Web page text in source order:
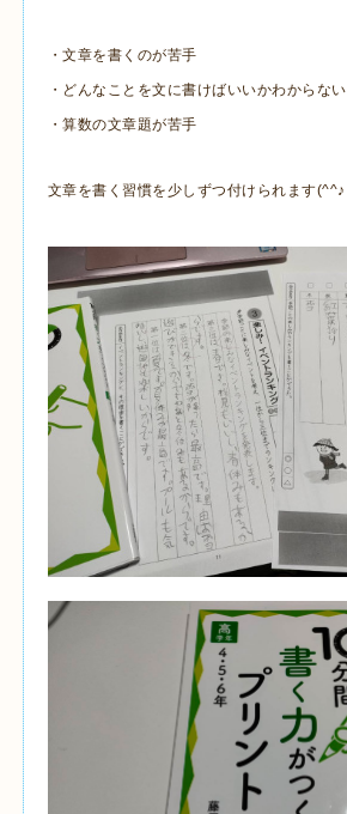
・文章を書くのが苦手
・どんなことを文に書けばいいかわからない
・算数の文章題が苦手
文章を書く習慣を少しずつ付けられます(^^♪